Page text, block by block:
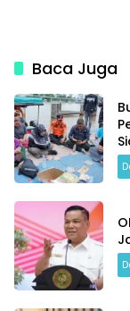
Baca Juga